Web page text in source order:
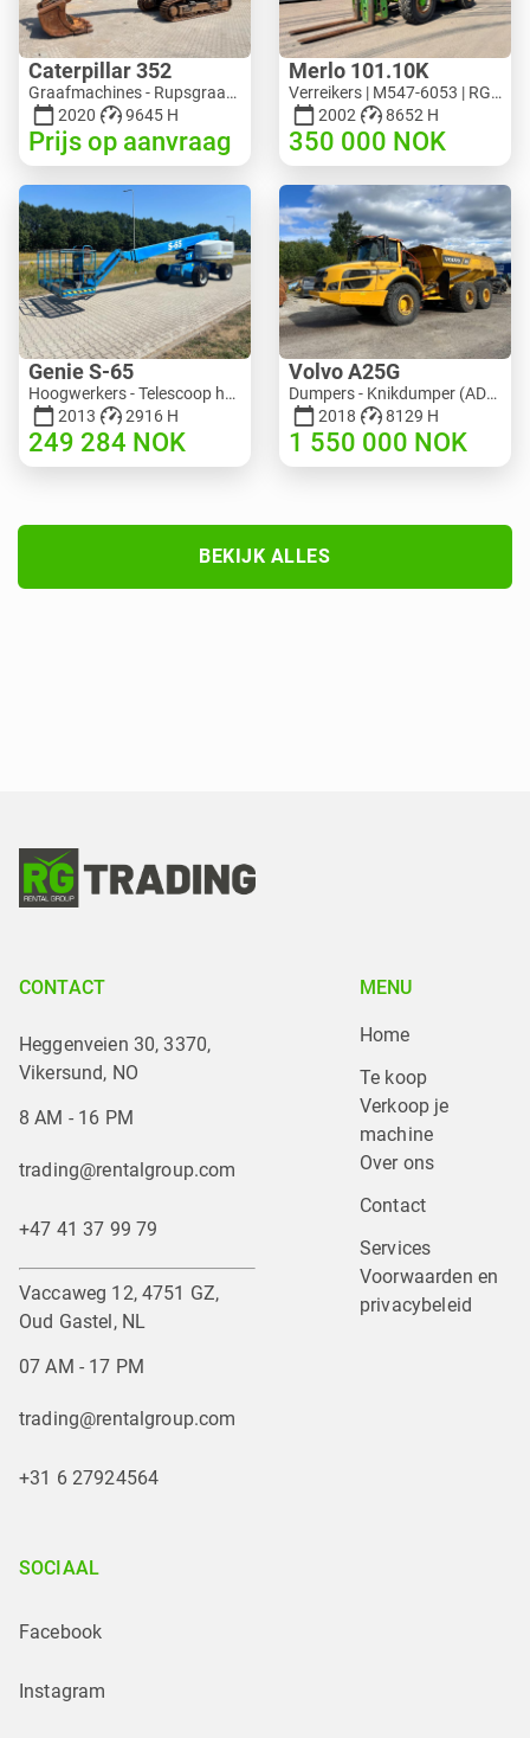
Caterpillar 352
Graafmachines - Rupsgraafmachine | M728-6217 | RGTRNL26-10341
2020
9645 H
Prijs op aanvraag
Merlo 101.10K
Verreikers | M547-6053 | RGTR26052
2002
8652 H
350 000 NOK
Genie S-65
Hoogwerkers - Telescoop hoogwerker | M586-3845 | RGTRNL26491
2013
2916 H
249 284 NOK
Volvo A25G
Dumpers - Knikdumper (ADT) | M151-9001 | 2729
2018
8129 H
1 550 000 NOK
BEKIJK ALLES
CONTACT
Heggenveien 30, 3370,
Vikersund, NO
8 AM - 16 PM
trading@rentalgroup.com
+47 41 37 99 79
Vaccaweg 12, 4751 GZ,
Oud Gastel, NL
07 AM - 17 PM
trading@rentalgroup.com
+31 6 27924564
MENU
Home
Te koop
Verkoop je
machine
Over ons
Contact
Services
Voorwaarden en
privacybeleid
SOCIAAL
Facebook
Instagram